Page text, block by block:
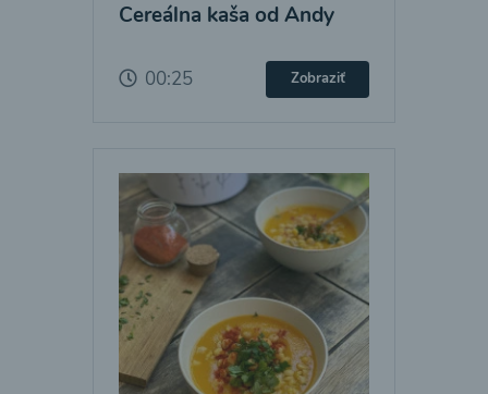
Cereálna kaša od Andy
00:25 Zobraziť